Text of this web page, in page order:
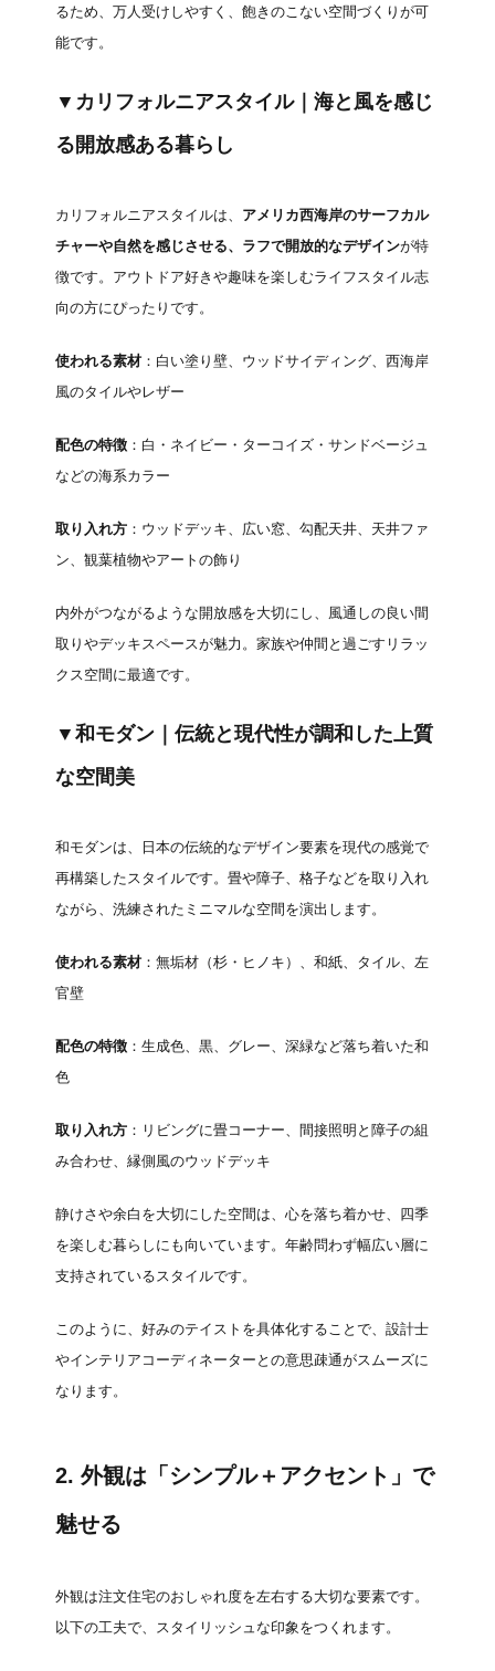
るため、万人受けしやすく、飽きのこない空間づくりが可
能です。
▼カリフォルニアスタイル｜海と風を感じ
る開放感ある暮らし
カリフォルニアスタイルは、 アメリカ西海岸のサーフカル
チャーや自然を感じさせる、ラフで開放的なデザインが特
徴です。アウトドア好きや趣味を楽しむライフスタイル志
向の方にぴったりです。
使われる素材 ：白い塗り壁、ウッドサイディング、西海岸
風のタイルやレザー
配色の特徴 ：白・ネイビー・ターコイズ・サンドベージュ
などの海系カラー
取り入れ方 ：ウッドデッキ、広い窓、勾配天井、天井ファ
ン、観葉植物やアートの飾り
内外がつながるような開放感を大切にし、風通しの良い間
取りやデッキスペースが魅力。家族や仲間と過ごすリラッ
クス空間に最適です。
▼和モダン｜伝統と現代性が調和した上質
な空間美
和モダンは、日本の伝統的なデザイン要素を現代の感覚で
再構築したスタイルです。畳や障子、格子などを取り入れ
ながら、洗練されたミニマルな空間を演出します。
使われる素材 ：無垢材（杉・ヒノキ）、和紙、タイル、左
官壁
配色の特徴 ：生成色、黒、グレー、深緑など落ち着いた和
色
取り入れ方 ：リビングに畳コーナー、間接照明と障子の組
み合わせ、縁側風のウッドデッキ
静けさや余白を大切にした空間は、心を落ち着かせ、四季
を楽しむ暮らしにも向いています。年齢問わず幅広い層に
支持されているスタイルです。
このように、好みのテイストを具体化することで、設計士
やインテリアコーディネーターとの意思疎通がスムーズに
なります。
2. 外観は「シンプル＋アクセント」で
魅せる
外観は注文住宅のおしゃれ度を左右する大切な要素です。
以下の工夫で、スタイリッシュな印象をつくれます。